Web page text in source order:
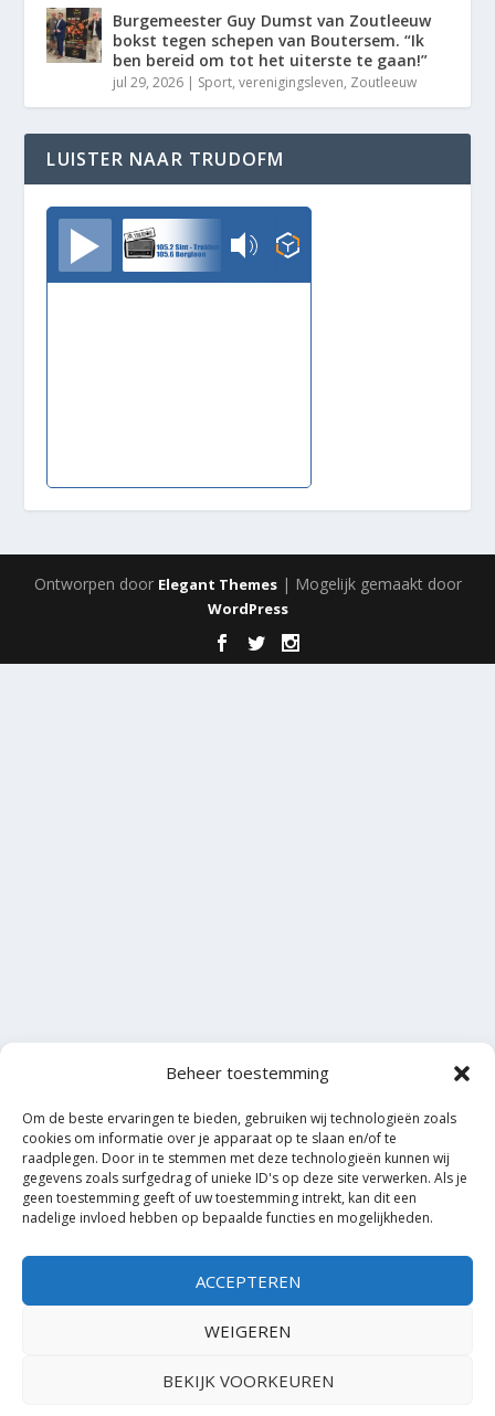
Beheer toestemming
Om de beste ervaringen te bieden, gebruiken wij technologieën zoals
cookies om informatie over je apparaat op te slaan en/of te
raadplegen. Door in te stemmen met deze technologieën kunnen wij
gegevens zoals surfgedrag of unieke ID's op deze site verwerken. Als je
geen toestemming geeft of uw toestemming intrekt, kan dit een
nadelige invloed hebben op bepaalde functies en mogelijkheden.
ACCEPTEREN
WEIGEREN
BEKIJK VOORKEUREN
Burgemeester Guy Dumst van Zoutleeuw
bokst tegen schepen van Boutersem. “Ik
ben bereid om tot het uiterste te gaan!”
jul 29, 2026 | Sport,verenigingsleven, Zoutleeuw
LUISTER NAAR TRUDOFM
TrudoFM
Ontworpen door Elegant Themes| Mogelijk gemaakt door
WordPress